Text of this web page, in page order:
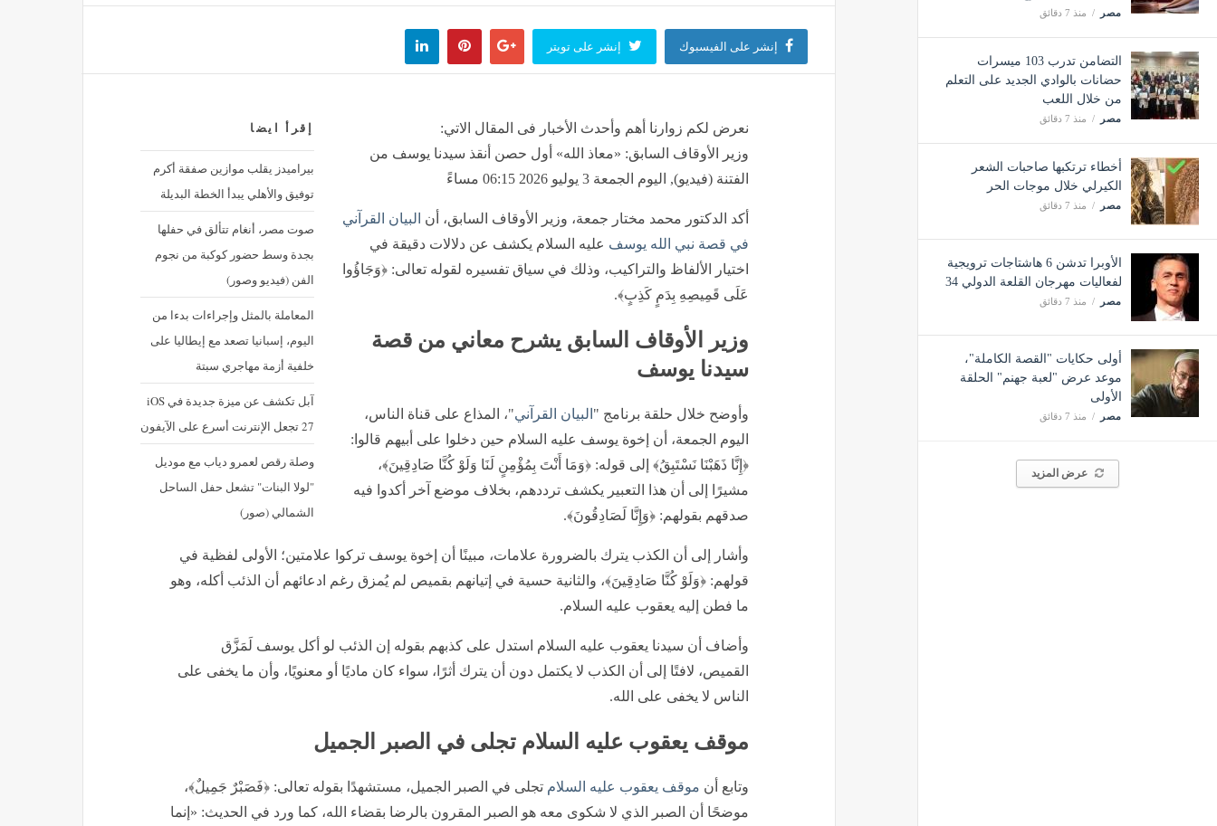
مصر منذ 7 دقائق
التضامن تدرب 103 ميسرات
حضانات بالوادي الجديد على التعلم
من خلال اللعب
مصر منذ 7 دقائق
أخطاء ترتكبها صاحبات الشعر
الكيرلي خلال موجات الحر
مصر منذ 7 دقائق
الأوبرا تدشن 6 هاشتاجات ترويجية
لفعاليات مهرجان القلعة الدولي 34
مصر منذ 7 دقائق
أولى حكايات "القصة الكاملة"،
موعد عرض "لعبة جهنم" الحلقة
الأولى
مصر منذ 7 دقائق
عرض المزيد
إنشر على الفيسبوك إنشر على تويتر
إقرأ ايضا
بيراميدز يقلب موازين صفقة أكرم
توفيق والأهلي يبدأ الخطة البديلة
صوت مصر، أنغام تتألق في حفلها
بجدة وسط حضور كوكبة من نجوم
الفن (فيديو وصور)
المعاملة بالمثل وإجراءات بدءا من
اليوم، إسبانيا تصعد مع إيطاليا على
خلفية أزمة مهاجري سبتة
آبل تكشف عن ميزة جديدة في iOS
27 تجعل الإنترنت أسرع على الآيفون
وصلة رقص لعمرو دياب مع موديل
"لولا البنات" تشعل حفل الساحل
الشمالي (صور)
نعرض لكم زوارنا أهم وأحدث الأخبار فى المقال الاتي:
وزير الأوقاف السابق: «معاذ الله» أول حصن أنقذ سيدنا يوسف من
الفتنة (فيديو), اليوم الجمعة 3 يوليو 2026 06:15 مساءً
أكد الدكتور محمد مختار جمعة، وزير الأوقاف السابق، أن البيان القرآني
في قصة نبي الله يوسف عليه السلام يكشف عن دلالات دقيقة في
اختيار الألفاظ والتراكيب، وذلك في سياق تفسيره لقوله تعالى: ﴿وَجَاؤُوا
عَلَى قَمِيصِهِ بِدَمٍ كَذِبٍ﴾.
وزير الأوقاف السابق يشرح معاني من قصة
سيدنا يوسف
وأوضح خلال حلقة برنامج " البيان القرآني"، المذاع على قناة الناس،
اليوم الجمعة، أن إخوة يوسف عليه السلام حين دخلوا على أبيهم قالوا:
﴿إِنَّا ذَهَبْنَا نَسْتَبِقُ﴾ إلى قوله: ﴿وَمَا أَنْتَ بِمُؤْمِنٍ لَنَا وَلَوْ كُنَّا صَادِقِينَ﴾،
مشيرًا إلى أن هذا التعبير يكشف ترددهم، بخلاف موضع آخر أكدوا فيه
صدقهم بقولهم: ﴿وَإِنَّا لَصَادِقُونَ﴾.
وأشار إلى أن الكذب يترك بالضرورة علامات، مبينًا أن إخوة يوسف تركوا علامتين؛ الأولى لفظية في
قولهم: ﴿وَلَوْ كُنَّا صَادِقِينَ﴾، والثانية حسية في إتيانهم بقميص لم يُمزق رغم ادعائهم أن الذئب أكله، وهو
ما فطن إليه يعقوب عليه السلام.
وأضاف أن سيدنا يعقوب عليه السلام استدل على كذبهم بقوله إن الذئب لو أكل يوسف لَمَزَّق
القميص، لافتًا إلى أن الكذب لا يكتمل دون أن يترك أثرًا، سواء كان ماديًا أو معنويًا، وأن ما يخفى على
الناس لا يخفى على الله.
موقف يعقوب عليه السلام تجلى في الصبر الجميل
وتابع أن موقف يعقوب عليه السلام تجلى في الصبر الجميل، مستشهدًا بقوله تعالى: ﴿فَصَبْرٌ جَمِيلٌ﴾،
موضحًا أن الصبر الذي لا شكوى معه هو الصبر المقرون بالرضا بقضاء الله، كما ورد في الحديث: «إنما